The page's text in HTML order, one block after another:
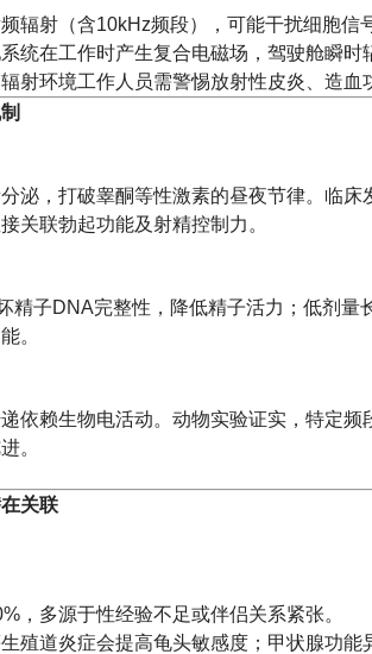
辐射（含10kHz频段），可能干扰细胞信
统在工作时产生复合电磁场，驾驶舱瞬时
射环境工作人员需警惕放射性皮炎、造血
泌，打破睾酮等性激素的昼夜节律。临床
关联勃起功能及射精控制力。
精子DNA完整性，降低精子活力；低剂量
。
依赖生物电活动。动物实验证实，特定频
。
关联
，多源于性经验不足或伴侣关系紧张。
殖道炎症会提高龟头敏感度；甲状腺功能